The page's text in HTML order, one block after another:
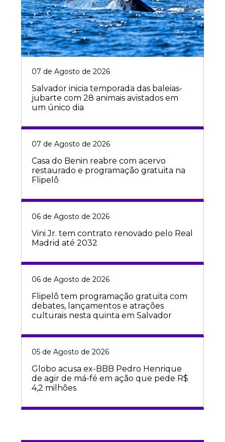
07 de Agosto de 2026
Salvador inicia temporada das baleias-
jubarte com 28 animais avistados em
um único dia
07 de Agosto de 2026
Casa do Benin reabre com acervo
restaurado e programação gratuita na
Flipelô
06 de Agosto de 2026
Vini Jr. tem contrato renovado pelo Real
Madrid até 2032
06 de Agosto de 2026
Flipelô tem programação gratuita com
debates, lançamentos e atrações
culturais nesta quinta em Salvador
05 de Agosto de 2026
Globo acusa ex-BBB Pedro Henrique
de agir de má-fé em ação que pede R$
4,2 milhões